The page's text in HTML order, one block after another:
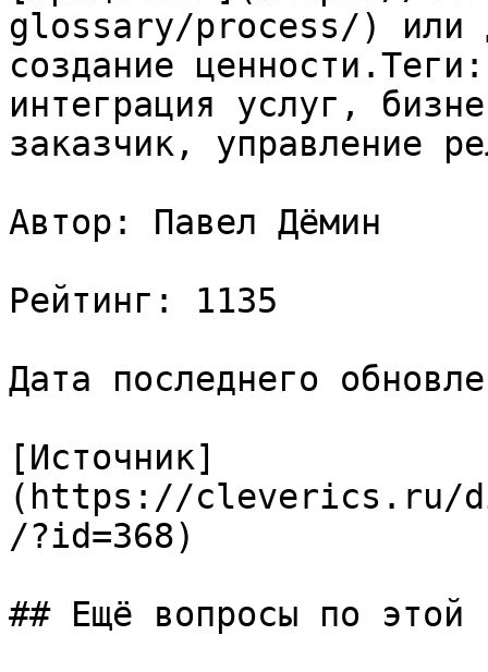
glossary/process/) или
создание
интеграция услуг,
заказчик, управление
Автор: Павел Дёмин
Рейтинг: 1135
Дата последнего
[Источник]
(https://cleverics.ru/
/?id=368)
## Ещё вопросы по этой